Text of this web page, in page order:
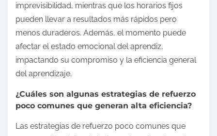
imprevisibilidad, mientras que los horarios fijos
pueden llevar a resultados más rápidos pero
menos duraderos. Además, el momento puede
afectar el estado emocional del aprendiz,
impactando su compromiso y la eficiencia general
del aprendizaje.
¿Cuáles son algunas estrategias de refuerzo
poco comunes que generan alta eficiencia?
Las estrategias de refuerzo poco comunes que